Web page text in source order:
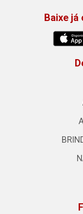
Baixe já